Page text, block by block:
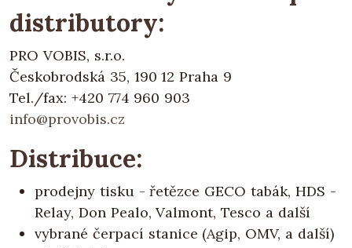
distributory:
PRO VOBIS, s.r.o.
Českobrodská 35, 190 12 Praha 9
Tel./fax: +420 774 960 903
info@provobis.cz
Distribuce:
prodejny tisku - řetězce GECO tabák, HDS -
Relay, Don Pealo, Valmont, Tesco a další
vybrané čerpací stanice (Agip, OMV, a další)